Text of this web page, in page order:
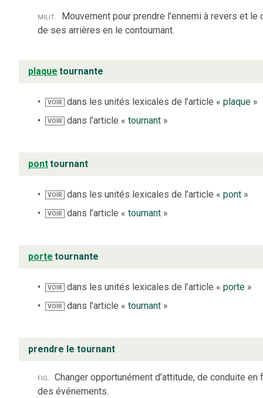
milit.
Mouvement pour prendre l’ennemi à revers et le
de ses arrières en le contournant.
plaque tournante
VOIR dans les unités lexicales de l’article «plaque »
VOIR dans l’article «tournant »
ponttournant
VOIR dans les unités lexicales de l’article «pont »
VOIR dans l’article «tournant »
porte tournante
VOIR dans les unités lexicales de l’article «porte »
VOIR dans l’article «tournant »
prendre le tournant
fig. Changer opportunément d’attitude, de conduite en
des événements.